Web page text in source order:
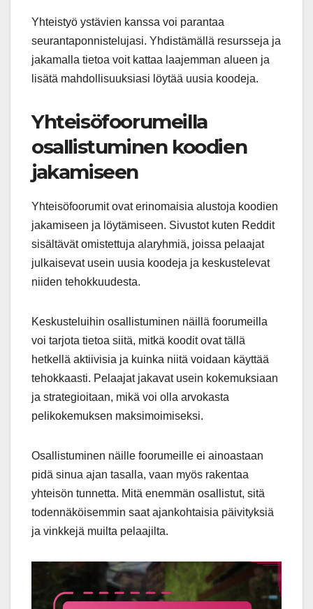
Yhteistyö ystävien kanssa voi parantaa
seurantaponnistelujasi. Yhdistämällä resursseja ja
jakamalla tietoa voit kattaa laajemman alueen ja
lisätä mahdollisuuksiasi löytää uusia koodeja.
Yhteisöfoorumeilla
osallistuminen koodien
jakamiseen
Yhteisöfoorumit ovat erinomaisia alustoja koodien
jakamiseen ja löytämiseen. Sivustot kuten Reddit
sisältävät omistettuja alaryhmiä, joissa pelaajat
julkaisevat usein uusia koodeja ja keskustelevat
niiden tehokkuudesta.
Keskusteluihin osallistuminen näillä foorumeilla
voi tarjota tietoa siitä, mitkä koodit ovat tällä
hetkellä aktiivisia ja kuinka niitä voidaan käyttää
tehokkaasti. Pelaajat jakavat usein kokemuksiaan
ja strategioitaan, mikä voi olla arvokasta
pelikokemuksen maksimoimiseksi.
Osallistuminen näille foorumeille ei ainoastaan
pidä sinua ajan tasalla, vaan myös rakentaa
yhteisön tunnetta. Mitä enemmän osallistut, sitä
todennäköisemmin saat ajankohtaisia päivityksiä
ja vinkkejä muilta pelaajilta.